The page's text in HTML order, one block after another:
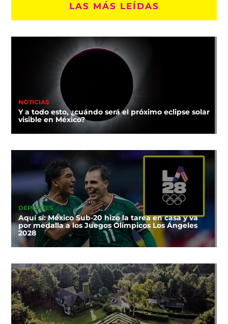
LAS MÁS LEÍDAS
NOTICIAS
Y a todo esto, ¿cuándo será el próximo eclipse solar
visible en México?
DEPORTES
Aquí sí: México Sub-20 hizo la tarea en casa y va
por medalla a los Juegos Olímpicos Los Ángeles
2028